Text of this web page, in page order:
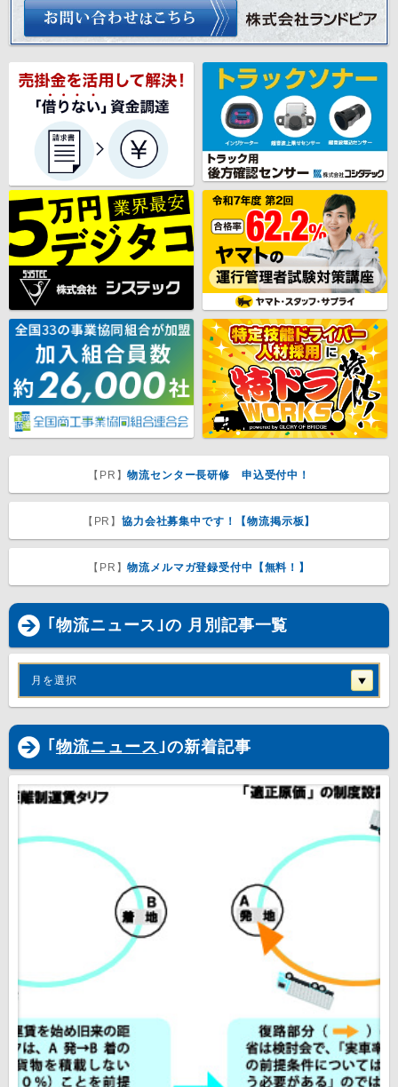
【PR】物流センター長研修 申込受付中！
【PR】協力会社募集中です！【物流掲示板】
【PR】物流メルマガ登録受付中【無料！】
｢物流ニュース｣の 月別記事一覧
月を選択
｢ 物流ニュース｣の新着記事